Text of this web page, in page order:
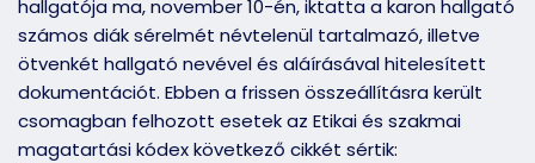
hallgatója ma, november 10-én, iktatta a karon hallgató
számos diák sérelmét névtelenül tartalmazó, illetve
ötvenkét hallgató nevével és aláírásával hitelesített
dokumentációt. Ebben a frissen összeállításra került
csomagban felhozott esetek az Etikai és szakmai
magatartási kódex következő cikkét sértik: